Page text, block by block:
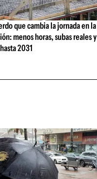
que cambia la jornada en la
menos horas, subas reales y
2031